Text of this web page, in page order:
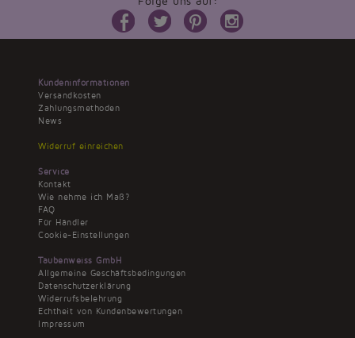
Kundeninformationen
Versandkosten
Zahlungsmethoden
News
Widerruf einreichen
Service
Kontakt
Wie nehme ich Maß?
FAQ
Für Händler
Cookie-Einstellungen
Taubenweiss GmbH
Allgemeine Geschäftsbedingungen
Datenschutzerklärung
Widerrufsbelehrung
Echtheit von Kundenbewertungen
Impressum